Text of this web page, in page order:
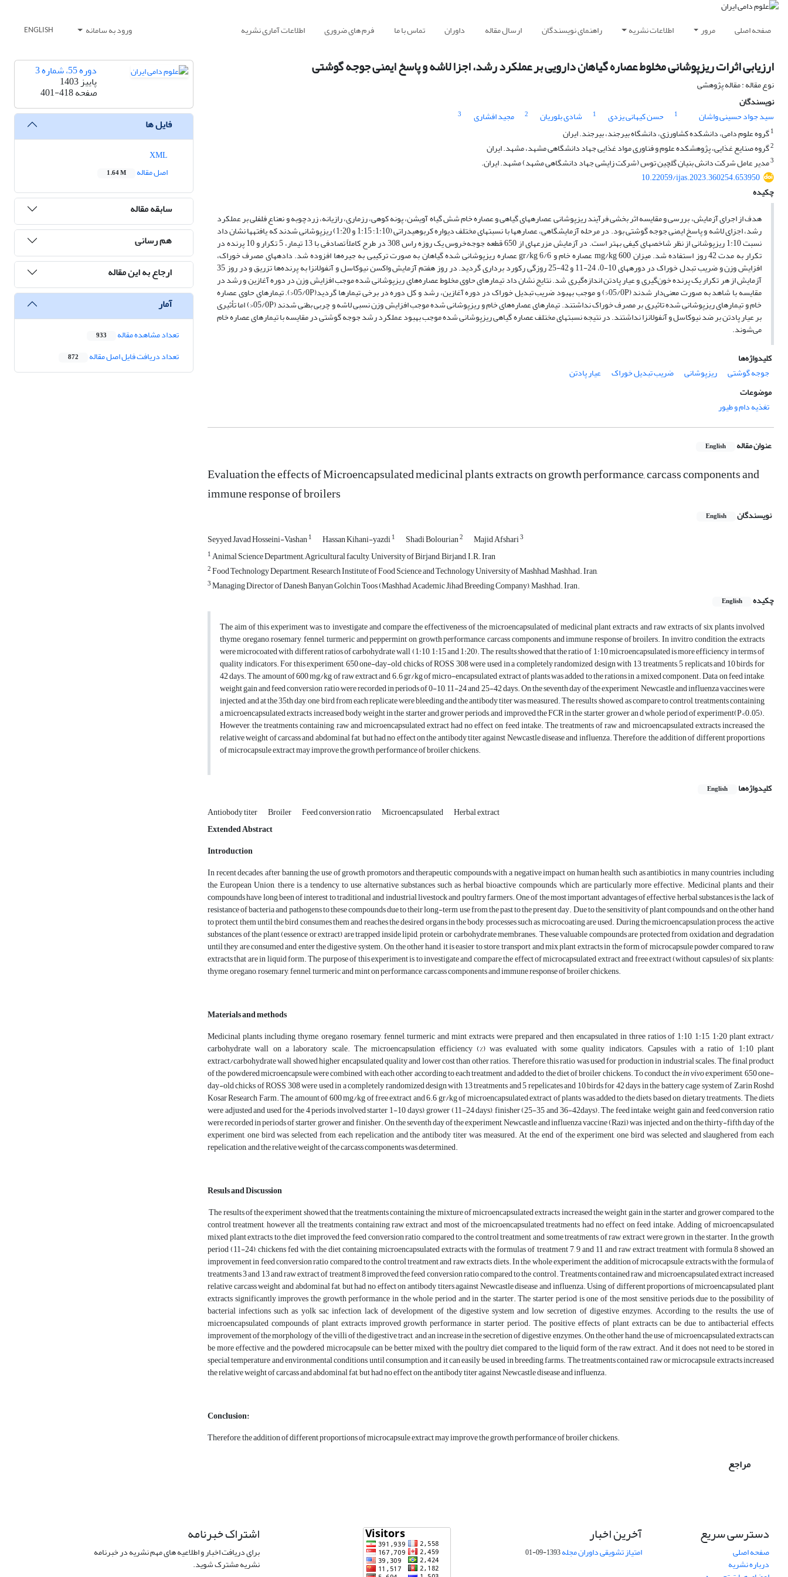
صفحه اصلی مرور اطلاعات نشریه راهنمای نویسندگان ارسال مقاله داوران تماس با ما فرم های ضروری اطلاعات آماری نشریه ورود به سامانه ENGLISH
ارزیابی اثرات ریزپوشانی مخلوط عصاره‌ گیاهان دارویی بر عملکرد رشد، اجزا لاشه و پاسخ ایمنی جوجه گوشتی
نوع مقاله : مقاله پژوهشی
نویسندگان
سید جواد حسینی واشان
1 حسن کیهانی یزدی 1 شادی بلوریان 2 مجید افشاری
3
1گروه علوم دامی، دانشکده کشاورزی، دانشگاه بیرجند، بیرجند. ایران
2گروه صنایع غذایی، پژوهشکده علوم و فناوری مواد غذایی جهاد دانشگاهی مشهد، مشهد. ایران
3مدیر عامل شرکت دانش بنیان گلچین توس (شرکت زایشی جهاد دانشگاهی مشهد) مشهد. ایران.
10.22059/ijas.2023.360254.653950
چکیده
هدف از اجرای آزمایش، بررسی و مقایسه اثر بخشی فرآیند ریزپوشانی عصاره­های گیاهی و عصاره خام شش گیاه آویشن، پونه کوهی، رزماری، رازیانه، زردچوبه و نعناع فلفلی بر عملکرد
رشد، اجزای لاشه و پاسخ ایمنی جوجه گوشتی بود. در مرحله آزمایشگاهی، عصاره­ها با نسبت­های مختلف دیواره کربوهیدراتی (1:10؛ 1:15 و 1:20) ریزپوشانی شدند که یافته­ها نشان داد
نسبت 1:10 ریزپوشانی از نظر شاخص­های کیفی بهتر است. در آزمایش مزرعه­ای از 650 قطعه جوجه‌خروس یک روزه راس 308 در طرح کاملاً تصادفی با 13 تیمار، 5 تکرار و 10 پرنده در
تکرار به مدت 42 روز استفاده شد. میزان mg/kg 600 عصاره خام و gr/kg 6/6 عصاره ریزپوشانی شده گیاهان به صورت ترکیبی به جیره‌ها افزوده شد. داده­های مصرف خوراک،
افزایش وزن و ضریب تبدل خوراک در دوره‎های 10-0، 24-11 و 42-25 روزگی رکورد برداری گردید. در روز هفتم آزمایش واکسن نیوکاسل و آنفولانزا به پرنده‌ها تزریق و در روز 35
آزمایش از هر تکرار یک پرنده خون‌گیری و عیار پادتن اندازه‌گیری شد. نتایج نشان داد تیمارهای حاوی مخلوط عصاره‌های ریزپوشانی شده موجب افزایش وزن در دوره‌ آغازین و رشد در
مقایسه با شاهد به صورت معنی‌دار شدند (05/0P<) و موجب بهبود ضریب تبدیل خوراک در دوره آغازین، رشد و کل دوره در برخی تیمارها گردید(05/0P<). تیمارهای حاوی عصاره
خام و تیمارهای ریزپوشانی شده تاثیری بر مصرف خوراک نداشتند. تیمارهای عصاره‌های خام و ریزپوشانی شده موجب افزایش وزن نسبی لاشه و چربی بطنی شدند (05/0P<) اما تأثیری
بر عیار پادتن بر ضد نیوکاسل و آنفولانزا نداشتند. در نتیجه نسبت­های مختلف عصاره‌ گیاهی ریزپوشانی شده موجب بهبود عملکرد رشد جوجه گوشتی در مقایسه با تیمارهای عصاره خام
می‌شوند.
کلیدواژه‌ها
جوجه گوشتی
ریزپوشانی ضریب تبدیل خوراک
عیار پادتن
موضوعات
تغذیه دام و طیور
عنوان مقاله English
Evaluation the effects of Microencapsulated medicinal plants extracts on growth performance, carcass components and
immune response of broilers
نویسندگان English
Seyyed Javad Hosseini-Vashan1 Hassan Kihani-yazdi1 Shadi Bolourian2 Majid Afshari3
1Animal Science Department, َAgricultural faculty, University of Birjand, Birjand, I.R. Iran
2Food Technology Department,, Research Institute of Food Science and Technology University of Mashhad, Mashhad. Iran,
3Managing Director of Danesh Banyan Golchin Toos (Mashhad Academic Jihad Breeding Company), Mashhad. Iran.
چکیده
English
The aim of this experiment was to investigate and compare the effectiveness of the microencapsulated of medicinal plant extracts and raw extracts of six plants involved
thyme, oregano, rosemary, fennel, turmeric and peppermint on growth performance, carcass components and immune response of broilers. In invitro condition, the extracts
were microcoated with different ratios of carbohydrate wall (1:10, 1:15 and 1:20). The results showed that the ratio of 1:10 microencapsulated is more efficiency in terms of
quality indicators. For this experiment, 650 one-day-old chicks of ROSS 308 were used in a completely randomized design with 13 treatments, 5 replicats and 10 birds for
42 days. The amount of 600 mg/kg of raw extract and 6.6 gr/kg of micro-encapsulated extract of plants was added to the rations in a mixed component. Data on feed intake,
weight gain and feed conversion ratio were recorded in periods of 0-10, 11-24 and 25-42 days. On the seventh day of the experiment, Newcastle and influenza vaccines were
injected, and at the 35th day, one bird from each replicate were bleeding and the antibody titer was measured. The results showed, as compare to control, treatments containing
a microencapsulated extracts increased body weight in the starter and grower periods, and improved the FCR in the starter, grower an d whole period of experiment(P<0.05).
However, the treatments containing raw and microencapsulated extract had no effect on feed intake. The treatments of raw and microencapsulated extracts increased the
relative weight of carcass and abdominal fat, but had no effect on the antibody titer against Newcastle disease and influenza. Therefore, the addition of different proportions
of microcapsule extract may improve the growth performance of broiler chickens.
کلیدواژه‌ها English
Antiobody titer Broiler Feed conversion ratio Microencapsulated
Herbal extract
Extended Abstract
Introduction
In recent decades, after banning the use of growth promotors and therapeutic compounds with a negative impact on human health, such as antibiotics, in many countries, including
the European Union, there is a tendency to use alternative substances such as herbal bioactive compounds, which are particularly more effective. Medicinal plants and their
compounds have long been of interest to traditional and industrial livestock and poultry farmers. One of the most important advantages of effective herbal substances is the lack of
resistance of bacteria and pathogens to these compounds due to their long-term use from the past to the present day. Due to the sensitivity of plant compounds and on the other hand
to protect them until the bird consumes them and reaches the desired organs in the body, processes such as microcoating are used. During the microencapsulation process, the active
substances of the plant (essence or extract) are trapped inside lipid, protein, or carbohydrate membranes. These valuable compounds are protected from oxidation and degradation
until they are consumed and enter the digestive system. On the other hand, it is easier to store, transport and mix plant extracts in the form of microcapsule powder compared to raw
extracts that are in liquid form. The purpose of this experiment is to investigate and compare the effect of microcapsulated extract and free extract (without capsules) of six plants:
thyme, oregano, rosemary, fennel, turmeric and mint on performance, carcass components and immune response of broiler chickens.
Materials and methods
Medicinal plants including thyme, oregano, rosemary, fennel, turmeric and mint extracts were prepared and then encapsulated in three ratios of 1:10, 1:15, 1:20 plant extract/
carbohydrate wall on a laboratory scale. The microencapsulation efficiency (%) was evaluated with some quality indicators. Capsules with a ratio of 1:10 plant
extract/carbohydrate wall showed higher encapsulated quality and lower cost than other ratios. Therefore, this ratio was used for production in industrial scales. The final product
of the powdered microencapsule were combined with each other according to each treatment and added to the diet of broiler chickens. To conduct thein vivoexperiment, 650 one-
day-old chicks of ROSS 308 were used in a completely randomized design with 13 treatments and 5 repelicates and 10 birds for 42 days in the battery cage system of Zarin Roshd
Kosar Research Farm. The amount of 600 mg/kg of free extract and 6.6 gr/kg of microencapsulated extract of plants was added to the diets based on dietary treatments. The diets
were adjusted and used for the 4 periods involved starter 1-10 days), grower (11-24 days), finisher (25-35 and 36-42days). The feed intake, weight gain and feed conversion ratio
were recorded in periods of starter, grower and finisher. On the seventh day of the experiment, Newcastle and influenza vaccine (Razi) was injected, and on the thirty-fifth day of the
experiment, one bird was selected from each repelication and the antibody titer was measured. At the end of the experiment, one bird was selected and slaughered from each
repelication, and the relative weight of the carcass components was determined.
Resuls and Discussion
The results of the experiment showed that the treatments containing the mixture of microencapsulated extracts increased the weight gain in the starter and grower compared to the
control treatment, however all the treatments containing raw extract and most of the microencapsulated treatments had no effect on feed intake. Adding of microencapsulated
mixed plant extracts to the diet improved the feed conversion ratio compared to the control treatment and some treatments of raw extract were grown in the starter. In the growth
period (11-24), chickens fed with the diet containing microencapsulated extracts with the formulas of treatment 7, 9 and 11 and raw extract treatment with formula 8 showed an
improvement in feed conversion ratio compared to the control treatment and raw extracts diets. In the whole experiment, the addition of microcapsule extracts with the formula of
treatments 3 and 13 and raw extract of treatment 8 improved the feed conversion ratio compared to the control. Treatments contained raw and microencapsulated extract increased
relative carcass weight and abdominal fat, but had no effect on antibody titers against Newcastle disease and influenza. Using of different proportions of microencapsulated plant
extracts significantly improves the growth performance in the whole period and in the starter. The starter period is one of the most sensitive periods due to the possibility of
bacterial infections such as yolk sac infection, lack of development of the digestive system and low secretion of digestive enzymes. According to the results, the use of
microencapsulated compounds of plant extracts improved growth performance in starter period. The positive effects of plant extracts can be due to antibacterial effects,
improvement of the morphology of the villi of the digestive tract, and an increase in the secretion of digestive enzymes. On the other hand, the use of microencapsulated extracts can
be more effective, and the powdered microcapsule can be better mixed with the poultry diet compared to the liquid form of the raw extract. And it does not need to be stored in
special temperature and environmental conditions until consumption, and it can easily be used in breeding farms. The treatments contained raw or microcapsule extracts increased
the relative weight of carcass and abdominal fat, but had no effect on the antibody titer against Newcastle disease and influenza.
Conclusion:
Therefore, the addition of different proportions of microcapsule extract may improve the growth performance of broiler chickens.
مراجع
دوره 55، شماره 3
پاییز 1403
صفحه401-418
فایل ها
اصل مقاله
1.64 M
سابقه مقاله
هم رسانی
ارجاع به این مقاله
آمار
تعداد مشاهده مقاله 933
تعداد دریافت فایل اصل مقاله 872
دسترسی سریع
صفحه اصلی
درباره نشریه
آخرین اخبار
امتیاز تشویقی داوران مجله1393-09-01
اشتراک خبرنامه
برای دریافت اخبار و اطلاعیه های مهم نشریه در خبرنامه
نشریه مشترک شوید.